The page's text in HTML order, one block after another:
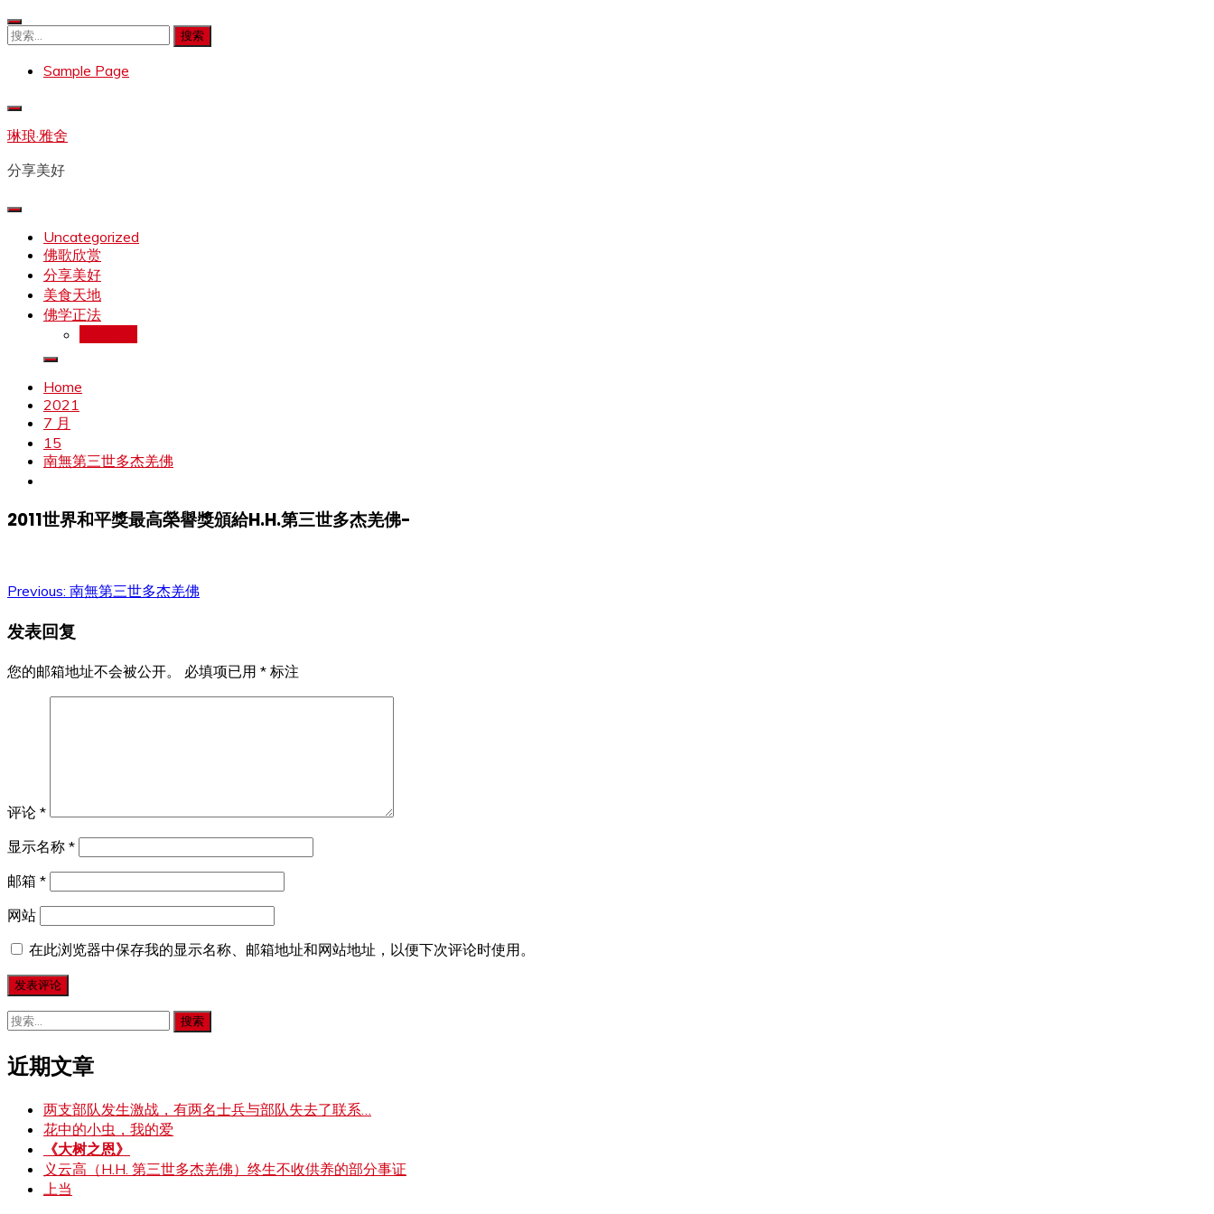
Skip
to
搜
Sample Page
琳琅·雅舍
分享美好
Uncategorized
佛歌欣赏
分享美好
美食天地
佛学正法
Home
2021
7 月
15
南無第三世多杰羌佛
2011世界和平獎最高榮譽獎頒給H.H.第三世多杰羌佛-
文
章
导
Previous: 南無第三世多杰羌佛
发表回复
您的邮箱地址不会被公开。 必填项已用 * 标注
评论 *
显示名称 *
邮箱 *
网站
在此浏览器中保存我的显示名称、邮箱地址和网站地址，以便下次评论时使用。
搜
近期文章
两支部队发生激战，有两名士兵与部队失去了联系…
花中的小虫，我的爱
《大树之恩》
义云高（H.H. 第三世多杰羌佛）终生不收供养的部分事证
上当